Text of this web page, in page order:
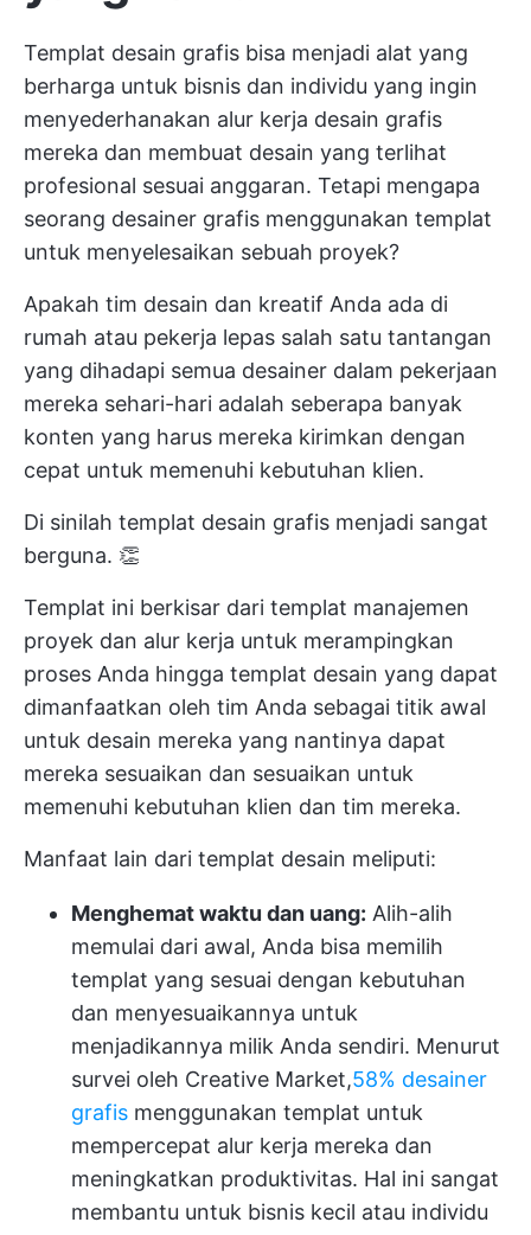
Templat desain grafis bisa menjadi alat yang
berharga untuk bisnis dan individu yang ingin
menyederhanakan alur kerja desain grafis
mereka dan membuat desain yang terlihat
profesional sesuai anggaran. Tetapi mengapa
seorang desainer grafis menggunakan templat
untuk menyelesaikan sebuah proyek?
Apakah tim desain dan kreatif Anda ada di
rumah atau pekerja lepas salah satu tantangan
yang dihadapi semua desainer dalam pekerjaan
mereka sehari-hari adalah seberapa banyak
konten yang harus mereka kirimkan dengan
cepat untuk memenuhi kebutuhan klien.
Di sinilah templat desain grafis menjadi sangat
berguna. 👏
Templat ini berkisar dari templat manajemen
proyek dan alur kerja untuk merampingkan
proses Anda hingga templat desain yang dapat
dimanfaatkan oleh tim Anda sebagai titik awal
untuk desain mereka yang nantinya dapat
mereka sesuaikan dan sesuaikan untuk
memenuhi kebutuhan klien dan tim mereka.
Manfaat lain dari templat desain meliputi:
Menghemat waktu dan uang: Alih-alih
memulai dari awal, Anda bisa memilih
templat yang sesuai dengan kebutuhan
dan menyesuaikannya untuk
menjadikannya milik Anda sendiri. Menurut
survei oleh Creative Market,58% desainer
grafis menggunakan templat untuk
mempercepat alur kerja mereka dan
meningkatkan produktivitas. Hal ini sangat
membantu untuk bisnis kecil atau individu